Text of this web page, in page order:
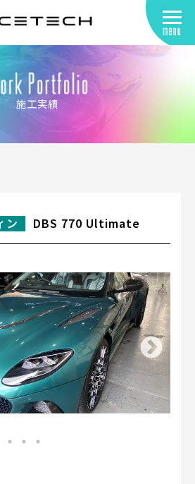
施工実績
ン DBS 770 Ultimate